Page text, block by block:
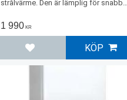
strålvärme. Den är lämplig för snabb
1 990 KR
Lägg till i favoriter
KÖP